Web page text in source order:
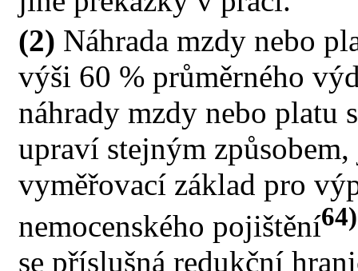
(2) Náhrada mzdy nebo
výši 60 % průměrného
náhrady mzdy nebo platu
upraví stejným
vyměřovací základ pro
nemocenského pojištění64)
se příslušná redukční